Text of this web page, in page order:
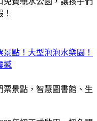
點！大型泡泡水樂園！
撼